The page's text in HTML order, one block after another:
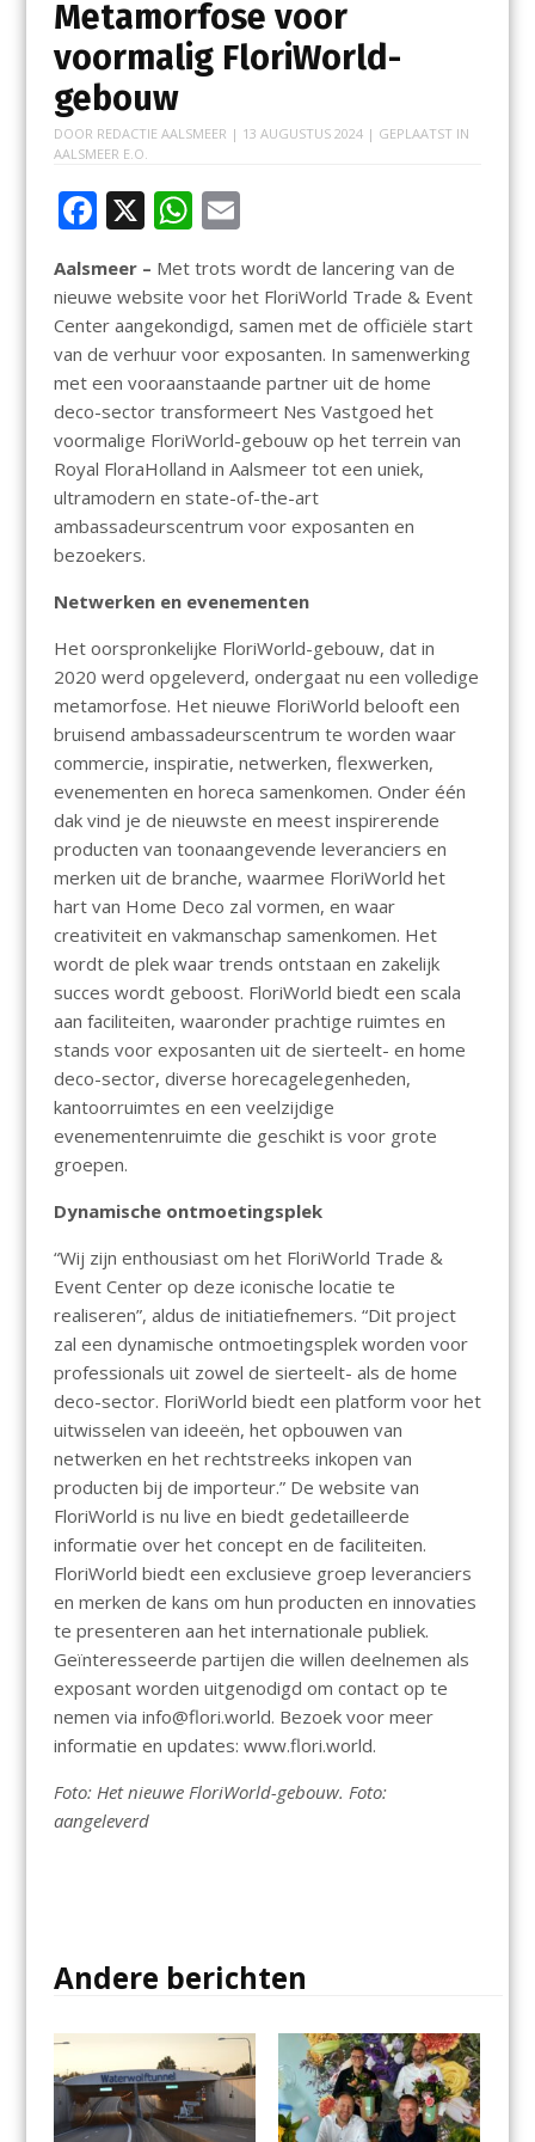
Metamorfose voor
voormalig FloriWorld-
gebouw
DOOR REDACTIE AALSMEER | 13 AUGUSTUS 2024| GEPLAATST IN
AALSMEER E.O.
F
e
b
o
o
k
X W
at
s
A
p
p
E
ai
l
Aalsmeer – Met trots wordt de lancering van de
nieuwe website voor het FloriWorld Trade & Event
Center aangekondigd, samen met de officiële start
van de verhuur voor exposanten. In samenwerking
met een vooraanstaande partner uit de home
deco-sector transformeert Nes Vastgoed het
voormalige FloriWorld-gebouw op het terrein van
Royal FloraHolland in Aalsmeer tot een uniek,
ultramodern en state-of-the-art
ambassadeurscentrum voor exposanten en
bezoekers.
Netwerken en evenementen
Het oorspronkelijke FloriWorld-gebouw, dat in
2020 werd opgeleverd, ondergaat nu een volledige
metamorfose. Het nieuwe FloriWorld belooft een
bruisend ambassadeurscentrum te worden waar
commercie, inspiratie, netwerken, flexwerken,
evenementen en horeca samenkomen. Onder één
dak vind je de nieuwste en meest inspirerende
producten van toonaangevende leveranciers en
merken uit de branche, waarmee FloriWorld het
hart van Home Deco zal vormen, en waar
creativiteit en vakmanschap samenkomen. Het
wordt de plek waar trends ontstaan en zakelijk
succes wordt geboost. FloriWorld biedt een scala
aan faciliteiten, waaronder prachtige ruimtes en
stands voor exposanten uit de sierteelt- en home
deco-sector, diverse horecagelegenheden,
kantoorruimtes en een veelzijdige
evenementenruimte die geschikt is voor grote
groepen.
Dynamische ontmoetingsplek
“Wij zijn enthousiast om het FloriWorld Trade &
Event Center op deze iconische locatie te
realiseren”, aldus de initiatiefnemers. “Dit project
zal een dynamische ontmoetingsplek worden voor
professionals uit zowel de sierteelt- als de home
deco-sector. FloriWorld biedt een platform voor het
uitwisselen van ideeën, het opbouwen van
netwerken en het rechtstreeks inkopen van
producten bij de importeur.” De website van
FloriWorld is nu live en biedt gedetailleerde
informatie over het concept en de faciliteiten.
FloriWorld biedt een exclusieve groep leveranciers
en merken de kans om hun producten en innovaties
te presenteren aan het internationale publiek.
Geïnteresseerde partijen die willen deelnemen als
exposant worden uitgenodigd om contact op te
nemen via info@flori.world. Bezoek voor meer
informatie en updates: www.flori.world.
Foto: Het nieuwe FloriWorld-gebouw. Foto:
aangeleverd
Andere berichten